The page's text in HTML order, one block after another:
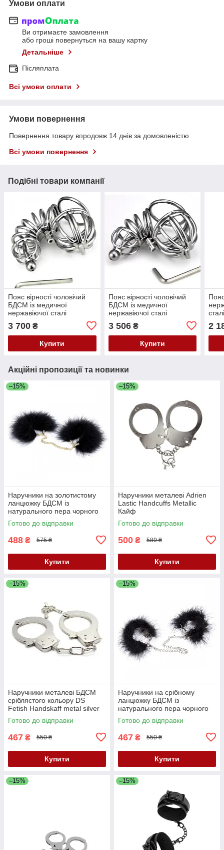
Умови оплати
Ви отримаєте замовлення
або гроші повернуться на вашу картку
Детальніше
Післяплата
Всі умови оплати
Умови повернення
Повернення товару впродовж 14 днів за домовленістю
Всі умови повернення
Подібні товари компанії
Пояс вірності чоловічий
БДСМ із медичної
нержавіючої сталі
Bdsm4u ZA072 довжина
145 мм Кайф
3 700 ₴
Купити
Пояс вірності чоловічий
БДСМ із медичної
нержавіючої сталі
Bdsm4u довжина 60 мм
Кайф
3 506₴
Купити
2
Акційні пропозиції та новинки
–15%
Наручники на золотистому
ланцюжку БДСМ із
натурального пера чорного
кольору DS Fetish Кайф
Готово до відправки
488 ₴ 575 ₴
Купити
–15%
Наручники металеві Adrien
Lastic Handcuffs Metallic
Кайф
Готово до відправки
500 ₴ 589 ₴
Купити
–15%
Наручники металеві БДСМ
сріблястого кольору DS
Fetish Handskaff metal silver
Кайф
Готово до відправки
467 ₴ 550 ₴
Купити
–15%
Наручники на срібному
ланцюжку БДСМ із
натурального пера чорного
кольору DS Fetish Кайф
Готово до відправки
467 ₴ 550 ₴
Купити
–15% –15%